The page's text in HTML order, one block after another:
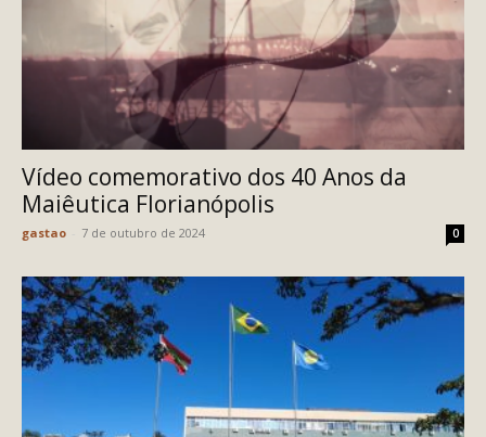
Vídeo comemorativo dos 40 Anos da
Maiêutica Florianópolis
gastao 7 de outubro de 2024 0